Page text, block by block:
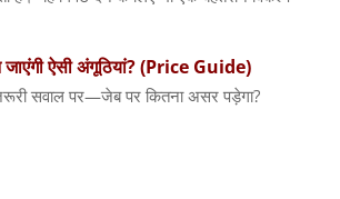
जाएंगीऐसीअंगूठियां? (Price Guide)
सवाल पर—जेब पर कितना असर पड़ेगा?